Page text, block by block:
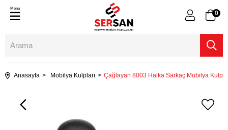
0
Menu
Anasayfa Mobilya Kulpları Çağlayan 8003 Halka Sarkaç Mobilya Kulp